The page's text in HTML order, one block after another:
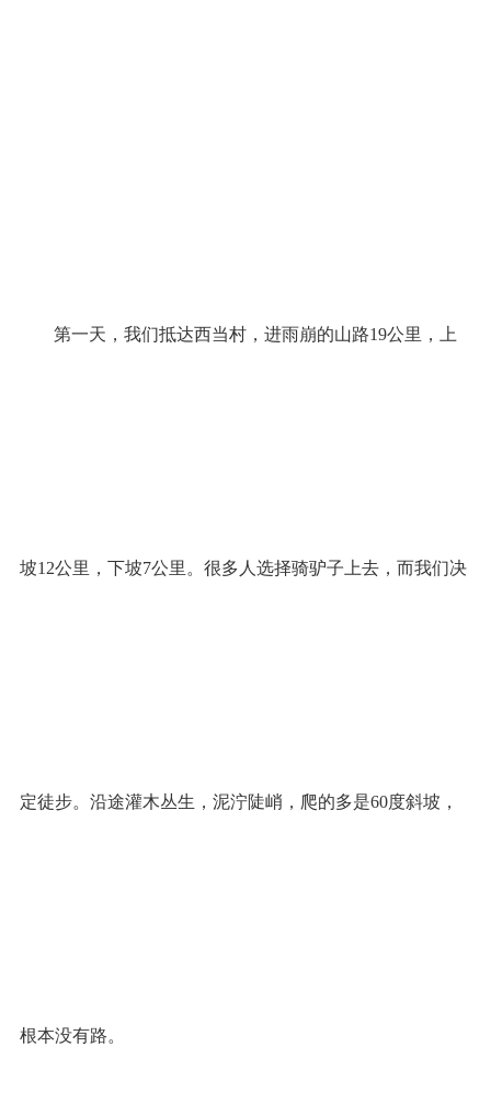
第一天，我们抵达西当村，进雨崩的山路19公里，上
坡12公里，下坡7公里。很多人选择骑驴子上去，而我们决
定徒步。沿途灌木丛生，泥泞陡峭，爬的多是60度斜坡，
根本没有路。